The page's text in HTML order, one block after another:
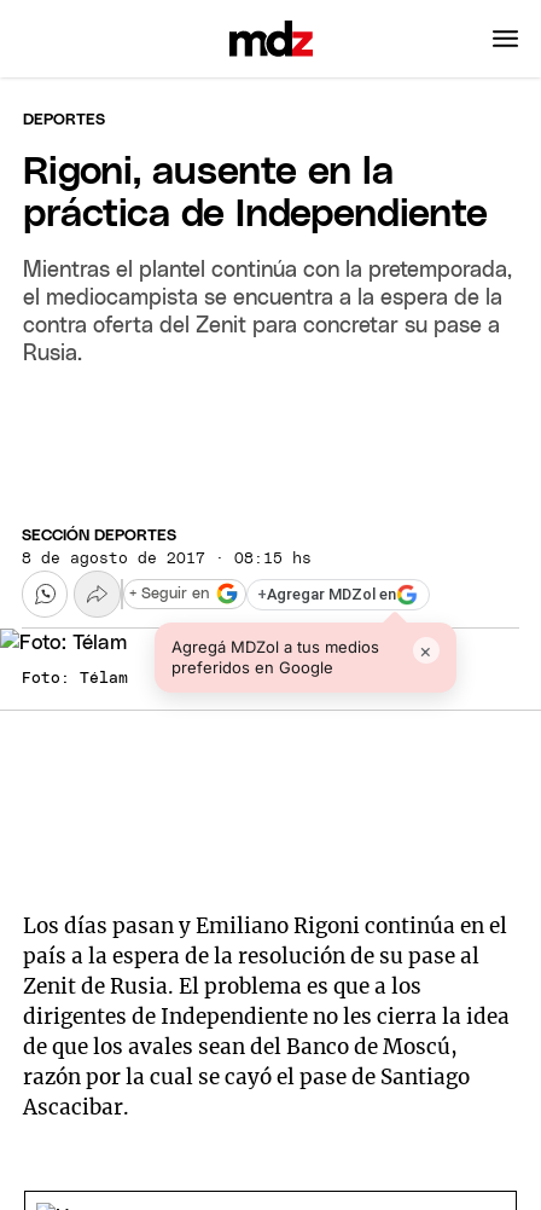
DEPORTES
Rigoni, ausente en la
práctica de Independiente
Mientras el plantel continúa con la pretemporada,
el mediocampista se encuentra a la espera de la
contra oferta del Zenit para concretar su pase a
Rusia.
SECCIÓN DEPORTES
8 de agosto de 2017 · 08:15 hs
+Agregar MDZol en
Agregá MDZol a tus medios
preferidos en Google
×
+ Seguir en
Foto: Télam
Los días pasan y Emiliano Rigoni continúa en el
país a la espera de la resolución de su pase al
Zenit de Rusia. El problema es que a los
dirigentes de Independiente no les cierra la idea
de que los avales sean del Banco de Moscú,
razón por la cual se cayó el pase de Santiago
Ascacibar.